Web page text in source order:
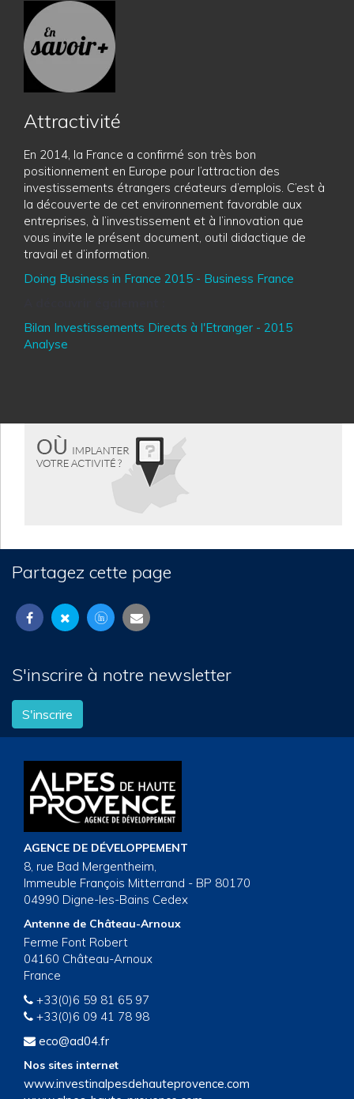
Attractivité
En 2014, la France a confirmé son très bon
positionnement en Europe pour l’attraction des
investissements étrangers créateurs d’emplois. C’est à
la découverte de cet environnement favorable aux
entreprises, à l’investissement et à l’innovation que
vous invite le présent document, outil didactique de
travail et d’information.
Doing Business in France 2015 - Business France
Bilan Investissements Directs à l'Etranger - 2015
Analyse
Partagez cette page
S'inscrire à notre newsletter
S'inscrire
AGENCE DE DÉVELOPPEMENT
8, rue Bad Mergentheim,
Immeuble François Mitterrand - BP 80170
04990 Digne-les-Bains Cedex
Antenne de Château-Arnoux
Ferme Font Robert
04160 Château-Arnoux
France
+33(0)6 59 81 65 97
+33(0)6 09 41 78 98
eco@ad04.fr
Nos sites internet
www.investinalpesdehauteprovence.com